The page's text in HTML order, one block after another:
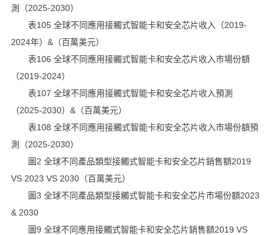
測（2025-2030）
表105 全球不同應用接觸式智能卡和安全芯片收入（2019-
2024年）&（百萬美元）
表106 全球不同應用接觸式智能卡和安全芯片收入市場份額
（2019-2024）
表107 全球不同應用接觸式智能卡和安全芯片收入預測
（2025-2030）&（百萬美元）
表108 全球不同應用接觸式智能卡和安全芯片收入市場份額預
測（2025-2030）
圖2 全球不同產品類型接觸式智能卡和安全芯片銷售額2019
VS 2023 VS 2030（百萬美元）
圖3 全球不同產品類型接觸式智能卡和安全芯片市場份額2023
& 2030
圖9 全球不同應用接觸式智能卡和安全芯片銷售額2019 VS